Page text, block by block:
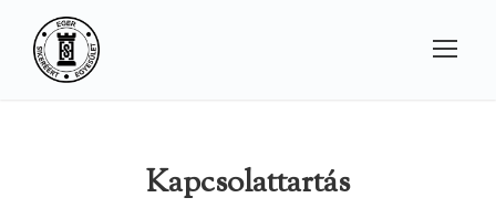
Kapcsolattartás